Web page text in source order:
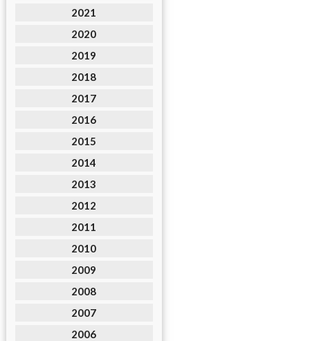
2021
2020
2019
2018
2017
2016
2015
2014
2013
2012
2011
2010
2009
2008
2007
2006